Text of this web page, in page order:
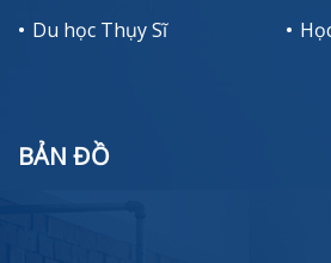
Du học Thụy Sĩ
BẢN ĐỒ